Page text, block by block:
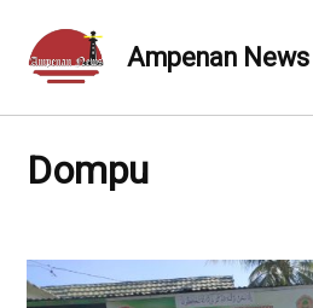
content
Ampenan News
Dompu